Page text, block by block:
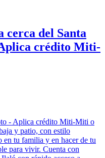
cerca del Santa
crédito Miti-
- Aplica crédito Miti-Miti o
y patio, con estilo
en tu familia y en hacer de tu
para vivir. Cuenta con